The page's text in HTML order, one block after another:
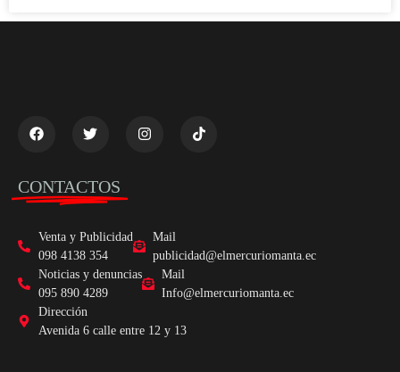
CONTACTOS
Venta y Publicidad
098 4138 354
Mail
publicidad@elmercuriomanta.ec
Noticias y denuncias
095 890 4289
Mail
Info@elmercuriomanta.ec
Dirección
Avenida 6 calle entre 12 y 13